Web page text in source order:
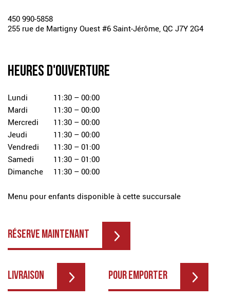
450 990-5858
255 rue de Martigny Ouest #6 Saint-Jérôme, QC J7Y 2G4
HEURES D'OUVERTURE
Lundi
11:30 – 00:00
Mardi
11:30 – 00:00
Mercredi
11:30 – 00:00
Jeudi
11:30 – 00:00
Vendredi
11:30 – 01:00
Samedi
11:30 – 01:00
Dimanche
11:30 – 00:00
Menu pour enfants disponible à cette succursale
RÉSERVE MAINTENANT
LIVRAISON POUR EMPORTER